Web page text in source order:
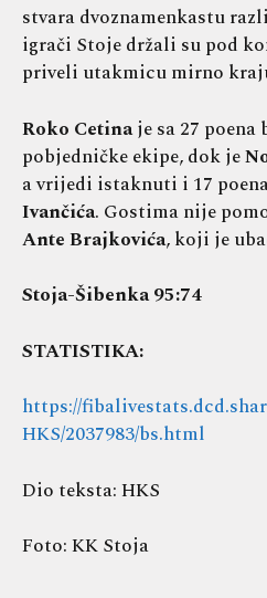
stvara dvoznamenkastu
igrači Stoje držali su pod
priveli utakmicu mirno
Roko Cetinaje sa 27
pobjedničke ekipe, dok je
a vrijedi istaknuti i 17
Ivančića. Gostima nije
Ante Brajkovića, koji je
Stoja-Šibenka 95:74
STATISTIKA:
https://
HKS/2037983/bs.html
Dio teksta: HKS
Foto: KK Stoja